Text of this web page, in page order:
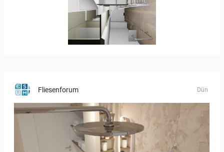
JEGOUX-PASSER
Fliesenforum Dün